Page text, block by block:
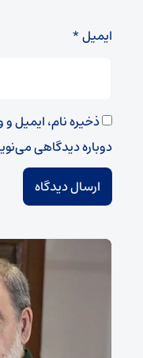
ایمیل*
ذخیره نام، ایمیل
دوباره دیدگاهی